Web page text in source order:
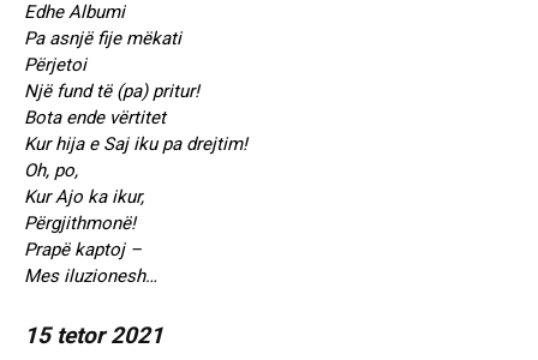
Edhe Albumi
Pa asnjë fije mëkati
Përjetoi
Një fund të (pa) pritur!
Bota ende vërtitet
Kur hija e Saj iku pa drejtim!
Oh, po,
Kur Ajo ka ikur,
Përgjithmonë!
Prapë kaptoj –
Mes iluzionesh…
15 tetor 2021